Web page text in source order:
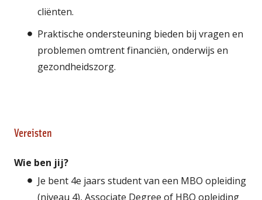
cliënten.
Praktische ondersteuning bieden bij vragen en
problemen omtrent financiën, onderwijs en
gezondheidszorg.
Vereisten
Wie ben jij?
Je bent 4e jaars student van een MBO opleiding
(niveau 4), Associate Degree of HBO opleiding